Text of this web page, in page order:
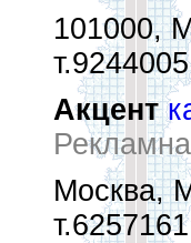
101000,
Акцент
Москва,
т.6257161